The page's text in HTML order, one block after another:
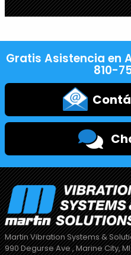
Gratis Asistencia en
810-
Martin Vibration Systems &
990 Degurse Ave , Marine City,